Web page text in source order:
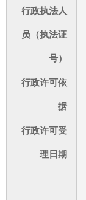
行政执法人
员（执法证
号）
行政许可依
据
行政许可受
理日期